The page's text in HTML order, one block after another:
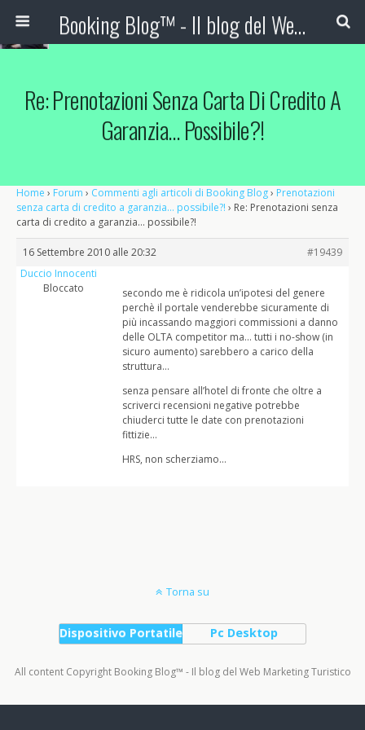
Booking Blog™ - Il blog del Web Marketing Turistico
Re: Prenotazioni Senza Carta Di Credito A
Garanzia… Possibile?!
Home › Forum › Commenti agli articoli di Booking Blog› Prenotazioni
senza carta di credito a garanzia… possibile?! › Re: Prenotazioni senza
carta di credito a garanzia… possibile?!
16 Settembre 2010 alle 20:32
#19439
Duccio Innocenti
Bloccato
secondo me è ridicola un’ipotesi del genere
perchè il portale venderebbe sicuramente di
più incassando maggiori commissioni a danno
delle OLTA competitor ma… tutti i no-show (in
sicuro aumento) sarebbero a carico della
struttura…
senza pensare all’hotel di fronte che oltre a
scriverci recensioni negative potrebbe
chiuderci tutte le date con prenotazioni
fittizie…
HRS, non scherziamo…
Torna su
Dispositivo Portatile Pc Desktop
All content Copyright Booking Blog™ - Il blog del Web Marketing Turistico